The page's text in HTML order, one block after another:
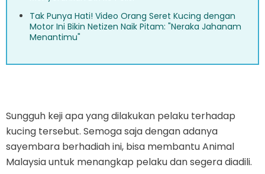
Tak Punya Hati! Video Orang Seret Kucing dengan
Motor Ini Bikin Netizen Naik Pitam: "Neraka Jahanam
Menantimu"
Sungguh keji apa yang dilakukan pelaku terhadap
kucing tersebut. Semoga saja dengan adanya
sayembara berhadiah ini, bisa membantu Animal
Malaysia untuk menangkap pelaku dan segera diadili.